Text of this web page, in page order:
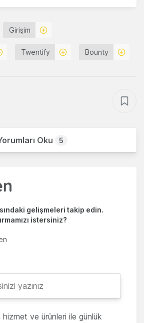
Girişim
Twentify Bounty
Oku 5
gelişmeleri takip edin.
istersiniz?
ve ürünleri ile günlük